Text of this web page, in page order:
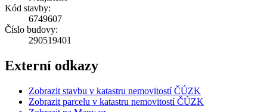
Kód stavby:
6749607
Číslo budovy:
290519401
Externí odkazy
Zobrazit stavbu v katastru nemovitostí ČÚZK
Zobrazit parcelu v katastru nemovitostí ČÚZK